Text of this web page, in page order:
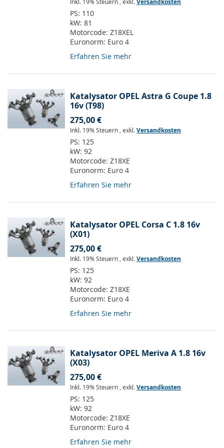
Inkl. 19% Steuern , exkl.Versandkosten
PS: 110
kW: 81
Motorcode: Z18XEL
Euronorm: Euro 4
Erfahren Sie mehr
Katalysator OPEL Astra G Coupe 1.8
16v (T98)
275,00 €
Inkl. 19% Steuern , exkl.Versandkosten
PS: 125
kW: 92
Motorcode: Z18XE
Euronorm: Euro 4
Erfahren Sie mehr
Katalysator OPEL Corsa C 1.8 16v
(X01)
275,00 €
Inkl. 19% Steuern , exkl.Versandkosten
PS: 125
kW: 92
Motorcode: Z18XE
Euronorm: Euro 4
Erfahren Sie mehr
Katalysator OPEL Meriva A 1.8 16v
(X03)
275,00 €
Inkl. 19% Steuern , exkl.Versandkosten
PS: 125
kW: 92
Motorcode: Z18XE
Euronorm: Euro 4
Erfahren Sie mehr